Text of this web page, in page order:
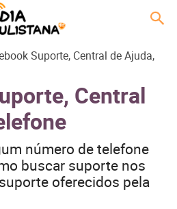
Suporte, Central de Ajuda,
Central
número de telefone
buscar suporte nos
oferecidos pela